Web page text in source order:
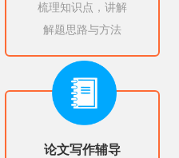
梳理知识点，讲解
解题思路与方法
论文写作辅导